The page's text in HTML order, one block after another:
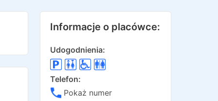
Informacje o placówce:
Udogodnienia:
Telefon:
Pokaż numer